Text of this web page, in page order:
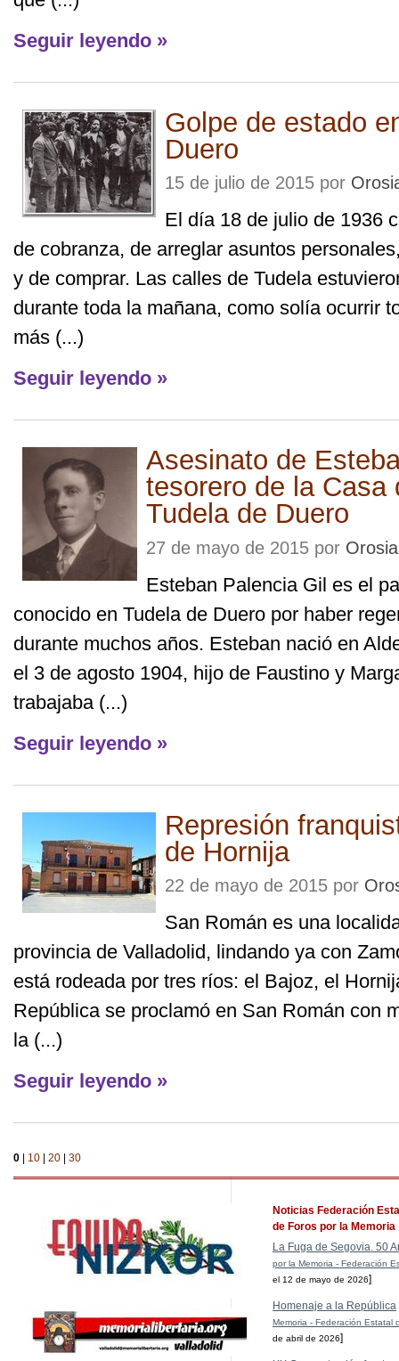
Seguir leyendo »
Golpe de estado
Duero
15 de julio de 2015 por
El día 18 de julio de 1936
de cobranza, de arreglar asuntos
y de comprar. Las calles de Tudela
durante toda la mañana, como solía ocurrir
más (...)
Seguir leyendo »
Asesinato de
tesorero de la Casa
Tudela de Duero
27 de mayo de 2015 por
Esteban Palencia Gil es el
conocido en Tudela de Duero por haber
durante muchos años. Esteban nació en
el 3 de agosto 1904, hijo de Faustino y
trabajaba (...)
Seguir leyendo »
Represión
de Hornija
22 de mayo de 2015 por
San Román es una
provincia de Valladolid, lindando ya con
está rodeada por tres ríos: el Bajoz, el
República se proclamó en San Román con
la (...)
Seguir leyendo »
0 10 20 30
Noticias Federación
de Foros por la Memoria
La Fuga de Segovia. 50
por la Memoria - Federación
el 12 de mayo de 2026]
Homenaje a la República
Memoria - Federación Estatal
de abril de 2026]